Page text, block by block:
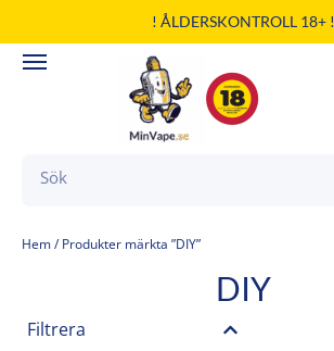
till
innehåll
! ÅLDERSKONTROLL 18+ !
Hem/ Produkter märkta ”DIY”
DIY
Filtrera